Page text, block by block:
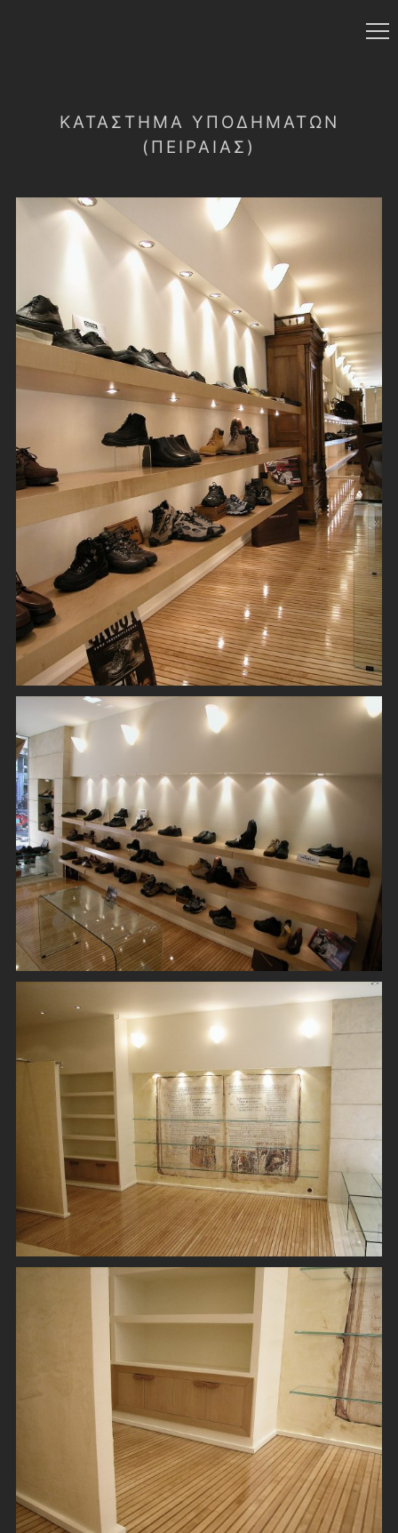
ΚΑΤΆΣΤΗΜΑ ΥΠΟΔΗΜΆΤΩΝ
(ΠΕΙΡΑΙΆΣ)